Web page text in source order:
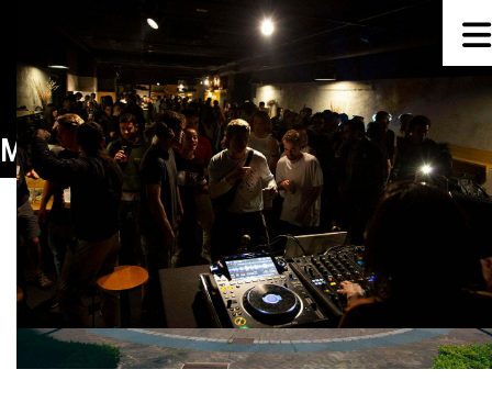
Mes:abril 2022
PUBLICADO EL 26 DE ABRIL DE 2022 POR DANTZ
Primer Dantz Point después de la
pandemia